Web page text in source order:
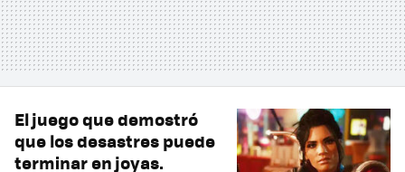
El juego que demostró
que los desastres puede
terminar en joyas.